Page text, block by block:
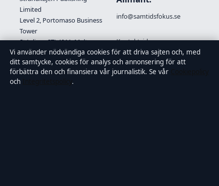
Limited
Level 2, Portomaso Business
Tower
St Julians STJ 4011, Malta
+356 2138 9340
Malta Business Registry: C
89712
info@samtidsfokus.se
Kontaktsida
Tipsa oss
Vi använder nödvändiga cookies för att driva sajten och, med
ditt samtycke, cookies för analys och annonsering för att
förbättra den och finansiera vår journalistik. Se vår
och
.